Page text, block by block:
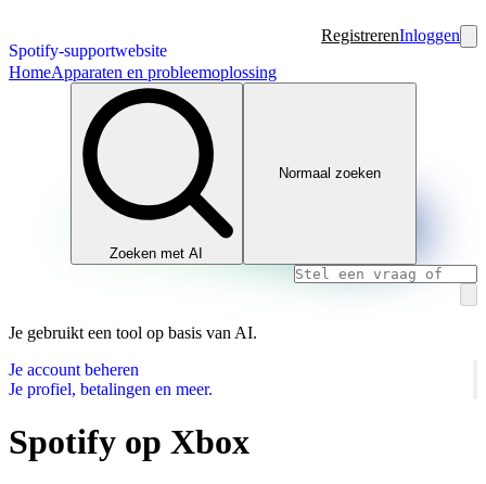
Spotify-supportwebsite
RegistrerenInloggen
HomeApparaten en probleemoplossing
Zoeken met AI
Normaal zoeken
Je gebruikt een tool op basis van AI.
Je account beheren
Je profiel, betalingen en meer.
Spotify op Xbox